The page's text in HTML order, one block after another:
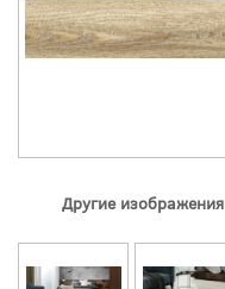
Другие изображения